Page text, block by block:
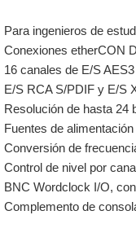
Para ingenieros de
Conexiones etherCON
16 canales de E/S
E/S RCA S/PDIF y E/S
Resolución de hasta 24
Fuentes de
Conversión de
Control de nivel por
BNC Wordclock I/O,
Complemento de